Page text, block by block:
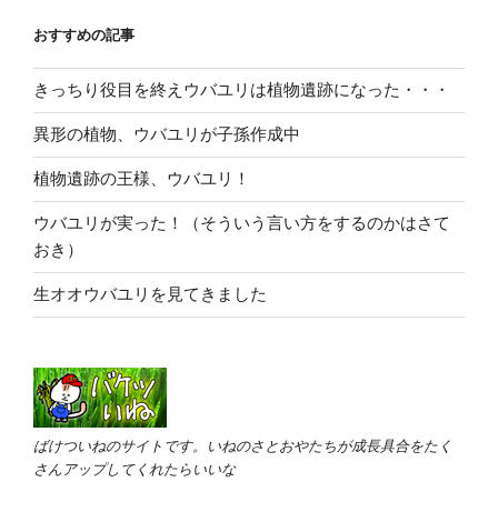
おすすめの記事
きっちり役目を終えウバユリは植物遺跡になった・・・
異形の植物、ウバユリが子孫作成中
植物遺跡の王様、ウバユリ！
ウバユリが実った！（そういう言い方をするのかはさて
おき）
生オオウバユリを見てきました
ばけついねのサイトです。いねのさとおやたちが成長具合をたく
さんアップしてくれたらいいな